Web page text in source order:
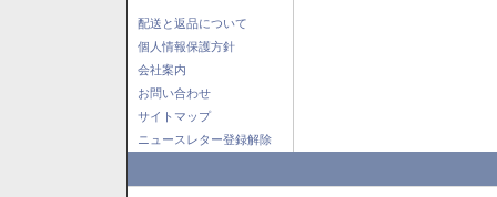
配送と返品について
個人情報保護方針
会社案内
お問い合わせ
サイトマップ
ニュースレター登録解除